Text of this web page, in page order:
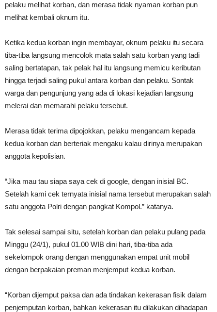
pelaku melihat korban, dan merasa tidak nyaman korban pun
melihat kembali oknum itu.
Ketika kedua korban ingin membayar, oknum pelaku itu secara
tiba-tiba langsung mencolok mata salah satu korban yang tadi
saling bertatapan, tak pelak hal itu langsung memicu keributan
hingga terjadi saling pukul antara korban dan pelaku. Sontak
warga dan pengunjung yang ada di lokasi kejadian langsung
melerai dan memarahi pelaku tersebut.
Merasa tidak terima dipojokkan, pelaku mengancam kepada
kedua korban dan berteriak mengaku kalau dirinya merupakan
anggota kepolisian.
“Jika mau tau siapa saya cek di google, dengan inisial BC.
Setelah kami cek ternyata inisial nama tersebut merupakan salah
satu anggota Polri dengan pangkat Kompol.” katanya.
Tak selesai sampai situ, setelah korban dan pelaku pulang pada
Minggu (24/1), pukul 01.00 WIB dini hari, tiba-tiba ada
sekelompok orang dengan menggunakan empat unit mobil
dengan berpakaian preman menjemput kedua korban.
“Korban dijemput paksa dan ada tindakan kekerasan fisik dalam
penjemputan korban, bahkan kekerasan itu dilakukan dihadapan